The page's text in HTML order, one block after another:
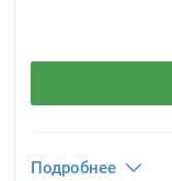
Подробнее